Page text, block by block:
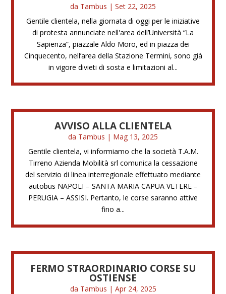
da Tambus | Set 22, 2025
Gentile clientela, nella giornata di oggi per le iniziative
di protesta annunciate nell'area dell’Università “La
Sapienza”, piazzale Aldo Moro, ed in piazza dei
Cinquecento, nell’area della Stazione Termini, sono già
in vigore divieti di sosta e limitazioni al...
AVVISO ALLA CLIENTELA
da Tambus | Mag 13, 2025
Gentile clientela, vi informiamo che la società T.A.M.
Tirreno Azienda Mobilità srl comunica la cessazione
del servizio di linea interregionale effettuato mediante
autobus NAPOLI – SANTA MARIA CAPUA VETERE –
PERUGIA – ASSISI. Pertanto, le corse saranno attive
fino a...
FERMO STRAORDINARIO CORSE SU
OSTIENSE
da Tambus | Apr 24, 2025